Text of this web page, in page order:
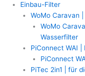
Einbau-Filter
WoMo Caravan
WoMo
Wasserfilter
PiConnect WAI
PiConnect
PiTec 2in1 | für